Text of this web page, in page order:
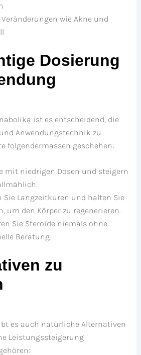
wie Akne und
Dosierung
ist es entscheidend, die
Anwendungstechnik zu
folgendermassen geschehen:
mit niedrigen Dosen und steigern
Sie Langzeitkuren und halten Sie
um den Körper zu regenerieren.
Sie Steroide niemals ohne
Beratung.
zu
es auch natürliche Alternativen
Leistungssteigerung